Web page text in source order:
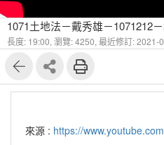
1071土地法－戴秀雄－1071212－
長度: 19:00, 瀏覽: 4250, 最近修訂: 2021-
來源 : https://